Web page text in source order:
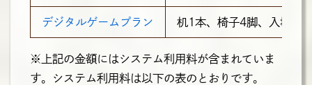
デジタルゲームプラン 机1本、椅子4脚、入場証4
※上記の金額にはシステム利用料が含まれていま
す。システム利用料は以下の表のとおりです。